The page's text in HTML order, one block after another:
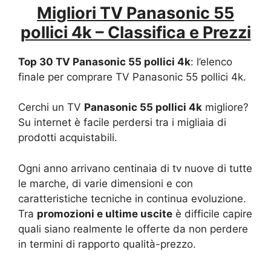
Migliori TV Panasonic 55
pollici 4k – Classifica e Prezzi
Top 30 TV Panasonic 55 pollici 4k: l’elenco
finale per comprare TV Panasonic 55 pollici 4k.
Cerchi un TV Panasonic 55 pollici 4k migliore?
Su internet è facile perdersi tra i migliaia di
prodotti acquistabili.
Ogni anno arrivano centinaia di tv nuove di tutte
le marche, di varie dimensioni e con
caratteristiche tecniche in continua evoluzione.
Tra promozioni e ultime uscite è difficile capire
quali siano realmente le offerte da non perdere
in termini di rapporto qualità-prezzo.